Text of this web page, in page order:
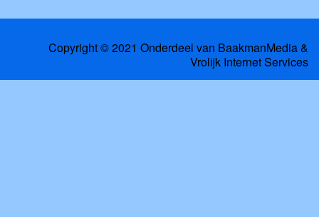
Copyright © 2021 Onderdeel van BaakmanMedia&
Vrolijk Internet Services